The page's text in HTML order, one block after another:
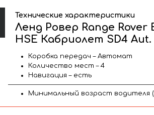
Технические характеристики
Ленд Ровер Range Rover
HSE Кабриолет SD4
Коробка передач – Автомат
Количество мест – 4
Навигация – есть
Минимальный возраст водителя